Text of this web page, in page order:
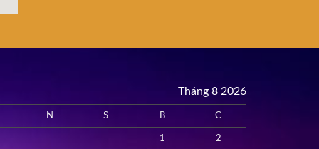
Tháng 8 2026
N S B C
1 2